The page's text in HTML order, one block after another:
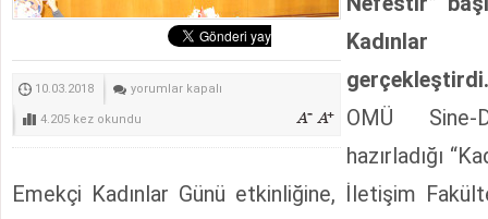
Genç İfade Gazetesi İletişim Başkanlığı İstanbul
10.03.2018
“Kadın
Nefestir”
yorumlar kapalı
4.205 kez okundu
Kadınlar
gerçekleştirdi.
OMÜ Sine-
hazırladığı
Emekçi Kadınlar Günü etkinliğine, İletişim